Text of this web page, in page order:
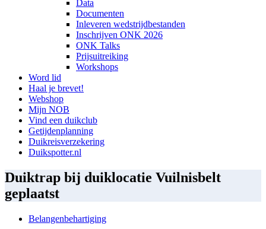
Data
Documenten
Inleveren wedstrijdbestanden
Inschrijven ONK 2026
ONK Talks
Prijsuitreiking
Workshops
Word lid
Haal je brevet!
Webshop
Mijn NOB
Vind een duikclub
Getijdenplanning
Duikreisverzekering
Duikspotter.nl
Duiktrap bij duiklocatie Vuilnisbelt
geplaatst
Belangenbehartiging